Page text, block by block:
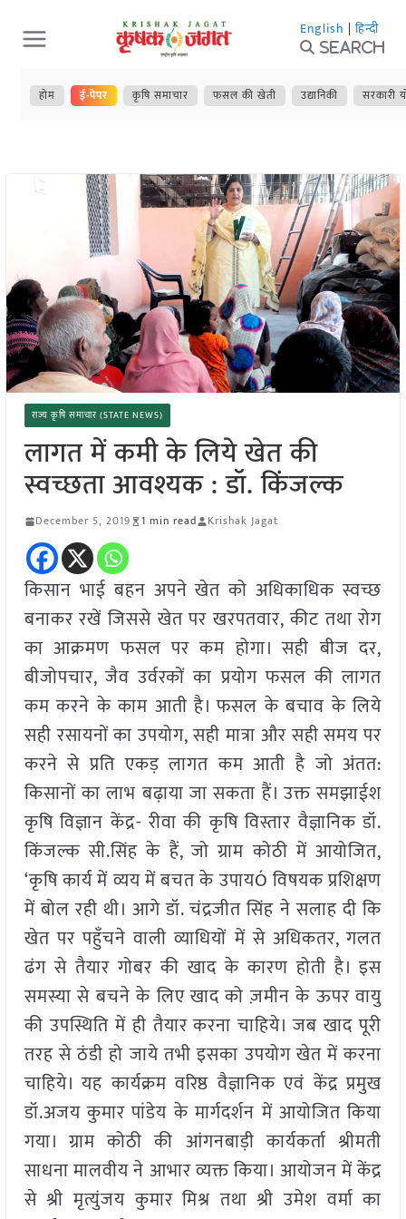
Skip
to
content
English | हिन्दी
Search
होम ई-पेपर कृषि समाचार फसल की खेती उद्यानिकी सरकारी
राज्य कृषि समाचार (STATE NEWS)
लागत में कमी के लिये खेत की
स्वच्छता आवश्यक : डॉ. किंजल्क
December 5, 2019 1 min read Krishak Jagat
किसान भाई बहन अपने खेत को अधिकाधिक स्वच्छ
बनाकर रखें जिससे खेत पर खरपतवार, कीट तथा रोग
का आक्रमण फसल पर कम होगा। सही बीज दर,
बीजोपचार, जैव उर्वरकों का प्रयोग फसल की लागत
कम करने के काम आती है। फसल के बचाव के लिये
सही रसायनों का उपयोग, सही मात्रा और सही समय पर
करने से प्रति एकड़ लागत कम आती है जो अंतत:
किसानों का लाभ बढ़ाया जा सकता हैं। उक्त समझाईश
कृषि विज्ञान केंद्र- रीवा की कृषि विस्तार वैज्ञानिक डॉ.
किंजल्क सी.सिंह के हैं, जो ग्राम कोठी में आयोजित,
‘कृषि कार्य में व्यय में बचत के उपायÓ विषयक प्रशिक्षण
में बोल रही थी। आगे डॉ. चंद्रजीत सिंह ने सलाह दी कि
खेत पर पहुँचने वाली व्याधियों में से अधिकतर, गलत
ढंग से तैयार गोबर की खाद के कारण होती है। इस
समस्या से बचने के लिए खाद को ज़मीन के ऊपर वायु
की उपस्थिति में ही तैयार करना चाहिये। जब खाद पूरी
तरह से ठंडी हो जाये तभी इसका उपयोग खेत में करना
चाहिये। यह कार्यक्रम वरिष्ठ वैज्ञानिक एवं केंद्र प्रमुख
डॉ.अजय कुमार पांडेय के मार्गदर्शन में आयोजित किया
गया। ग्राम कोठी की आंगनबाड़ी कार्यकर्ता श्रीमती
साधना मालवीय ने आभार व्यक्त किया। आयोजन में केंद्र
से श्री मृत्युंजय कुमार मिश्र तथा श्री उमेश वर्मा का